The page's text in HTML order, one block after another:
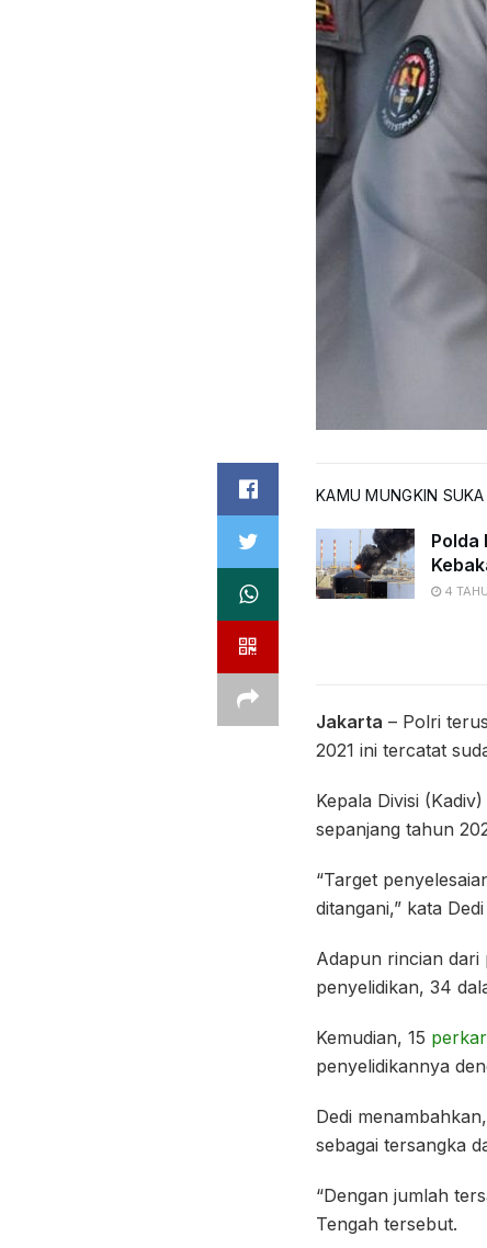
KAMU MUNGKIN SUKA
Polda
4
Jakarta – Polri
2021 ini tercatat
Kepala Divisi
sepanjang tahun
“Target
ditangani,” kata
Adapun rincian dari
penyelidikan, 34
Kemudian, 15
penyelidikannya
Dedi
sebagai tersangka
“Dengan jumlah
Tengah tersebut.